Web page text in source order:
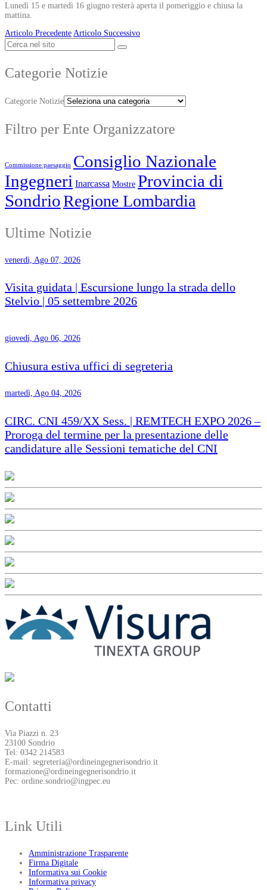
Lunedì 15 e martedì 16 giugno resterà aperta il pomeriggio e chiusa la
mattina.
Articolo Precedente Articolo Successivo
Categorie Notizie
Categorie Notizie
Filtro per Ente Organizzatore
Commissione paesaggio Consiglio Nazionale
Ingegneri Inarcassa Mostre Provincia di
SondrioRegione Lombardia
Ultime Notizie
venerdì, Ago 07, 2026
Visita guidata | Escursione lungo la strada dello
Stelvio | 05 settembre 2026
giovedì, Ago 06, 2026
Chiusura estiva uffici di segreteria
martedì, Ago 04, 2026
CIRC. CNI 459/XX Sess. | REMTECH EXPO 2026 –
Proroga del termine per la presentazione delle
candidature alle Sessioni tematiche del CNI
Contatti
Via Piazzi n. 23
23100 Sondrio
Tel: 0342 214583
E-mail: segreteria@ordineingegnerisondrio.it
formazione@ordineingegnerisondrio.it
Pec: ordine.sondrio@ingpec.eu
Link Utili
Amministrazione Trasparente
Firma Digitale
Informativa sui Cookie
Informativa privacy